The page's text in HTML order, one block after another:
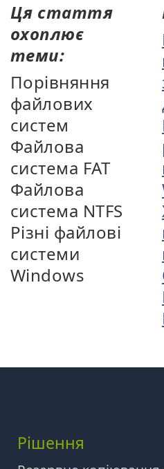
Ця стаття
охоплює
теми:
Порівняння
файлових
систем
Файлова
система FAT
Файлова
система NTFS
Різні файлові
системи
Windows
Рішення